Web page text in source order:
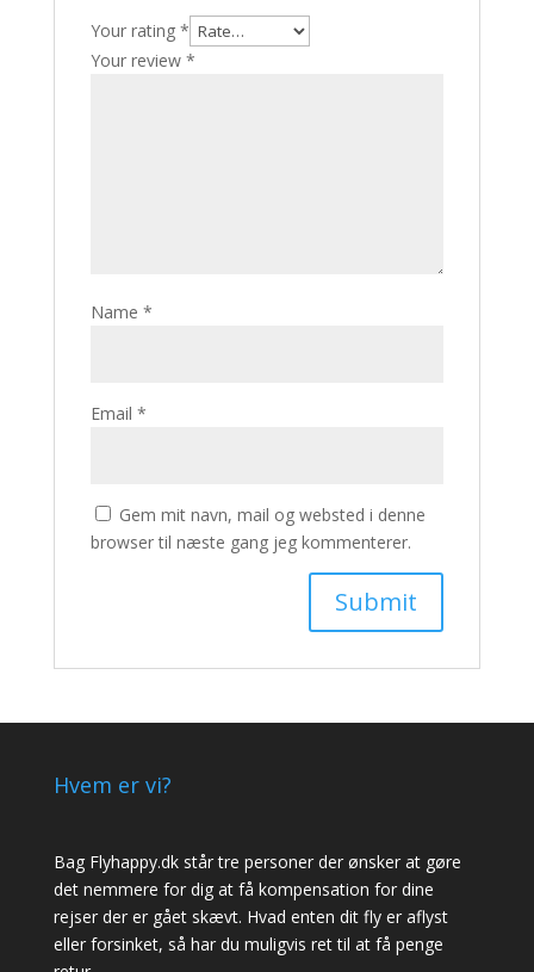
Your rating *
Your review *
Name *
Email *
Gem mit navn, mail og websted i denne
browser til næste gang jeg kommenterer.
Hvem er vi?
Bag Flyhappy.dk står tre personer der ønsker at gøre
det nemmere for dig at få kompensation for dine
rejser der er gået skævt. Hvad enten dit fly er aflyst
eller forsinket, så har du muligvis ret til at få penge